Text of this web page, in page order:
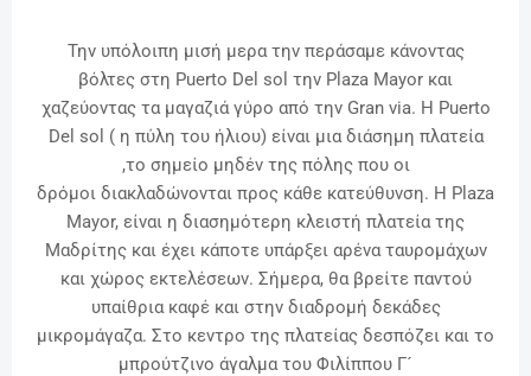
Την υπόλοιπη μισή μερα την περάσαμε κάνοντας
βόλτες στη Puerto Del sol την Plaza Mayor και
χαζεύοντας τα μαγαζιά γύρο από την Gran via. Η Puerto
Del sol ( η πύλη του ήλιου) είναι μια διάσημη πλατεία
,το σημείο μηδέν της πόλης που οι
δρόμοι διακλαδώνονται προς κάθε κατεύθυνση. Η Plaza
Mayor, είναι η διασημότερη κλειστή πλατεία της
Μαδρίτης και έχει κάποτε υπάρξει αρένα ταυρομάχων
και χώρος εκτελέσεων. Σήμερα, θα βρείτε παντού
υπαίθρια καφέ και στην διαδρομή δεκάδες
μικρομάγαζα. Στο κεντρο της πλατείας δεσπόζει και το
μπρούτζινο άγαλμα του Φιλίππου Γ´